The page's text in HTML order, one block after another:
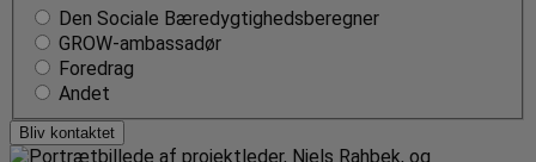
Den Sociale Bæredygtighedsberegner
GROW-ambassadør
Foredrag
Andet
Bliv kontaktet